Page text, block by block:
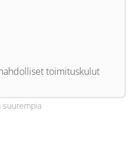
toimituskulut
suurempia